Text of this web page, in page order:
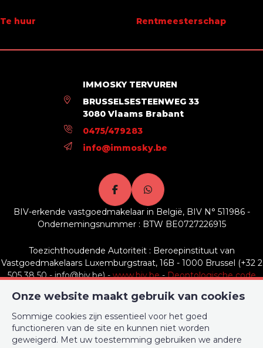
Onze website maakt gebruik van cookies
Sommige cookies zijn essentieel voor het goed
functioneren van de site en kunnen niet worden
geweigerd. Met uw toestemming gebruiken we andere
Te huur Rentmeesterschap
IMMOSKY TERVUREN
BRUSSELSESTEENWEG 33
3080 Vlaams Brabant
0475/479283
info@immosky.be
BIV-erkende vastgoedmakelaar in België, BIV N° 511986 -
Ondernemingsnummer : BTW BE0727226915
Toezichthoudende Autoriteit : Beroepinstituut van
Vastgoedmakelaars Luxemburgstraat, 16B - 1000 Brussel (+32 2
505 38 50 - info@biv.be) -www.biv.be-Deontologische code
BA en borgstelling via NV AXA Belgium, Troonplein 1, 1000
Brussel (polisnr. 730.390.160) Dekking geldt voor activiteiten die
in België worden uitgevoerd